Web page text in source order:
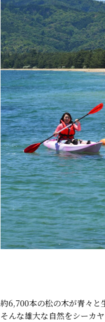
約6,700本の松の木が青々と
そんな雄大な自然をシーカ